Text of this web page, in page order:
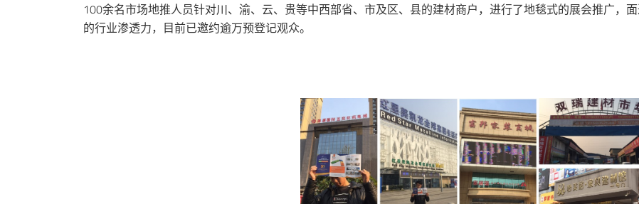
100余名市场地推人员针对川、渝、云、贵等中西部省、市及区、县的建材商户，进行了地毯式的展会推广，
的行业渗透力，目前已邀约逾万预登记观众。